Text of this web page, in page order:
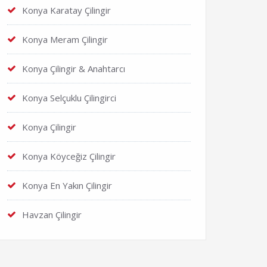
Konya Karatay Çilingir
Konya Meram Çilingir
Konya Çilingir & Anahtarcı
Konya Selçuklu Çilingirci
Konya Çilingir
Konya Köyceğiz Çilingir
Konya En Yakın Çilingir
Havzan Çilingir